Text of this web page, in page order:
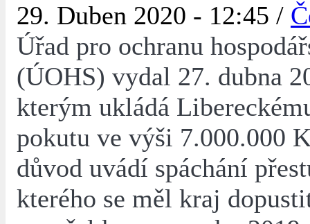
29. Duben 2020 - 12:45 /
Úřad pro ochranu
(ÚOHS) vydal 27. dubna
kterým ukládá
pokutu ve výši 7.000.000
důvod uvádí spáchání
kterého se měl kraj